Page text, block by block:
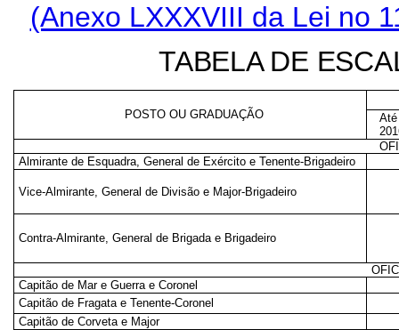
(Anexo LXXXVIII da Lei no
TABELA DE
POSTO OU GRADUAÇÃO
Almirante de Esquadra, General de Exército e Tenente-Brigadeiro
Vice-Almirante, General de Divisão e Major-Brigadeiro
Contra-Almirante, General de Brigada e Brigadeiro
Capitão de Mar e Guerra e Coronel
Capitão de Fragata e Tenente-Coronel
Capitão de Corveta e Major